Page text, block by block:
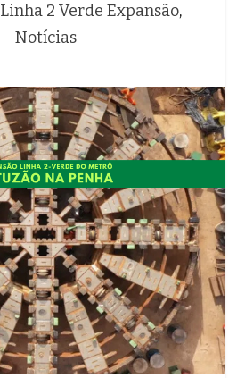
Linha 2 Verde Expansão,
Notícias